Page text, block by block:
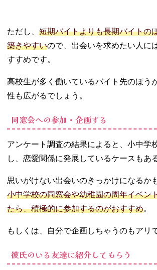
ただし、 短期バイトよりも長期バイトの
築きやすいので、出会いを求めたい人に
すすめです。
高校生が多く働いているバイト先のほう
性も広がるでしょう。
同窓会への参加・企画する
アンケート調査の結果によると、小中学
し、恋愛関係に発展しているケースもあ
思いがけない出会いのきっかけになるか
小中学校の同窓会や幼稚園の周年イベン
たら、積極的に参加するのがおすすめ。
もしくは、自分で企画しちゃうのもアリ
彼氏のいる友達に紹介してもらう